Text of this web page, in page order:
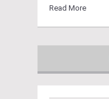
Read More